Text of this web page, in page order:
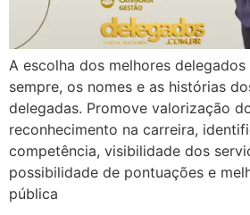
A escolha dos melhores
sempre, os nomes e as histórias
delegadas. Promove valorização
reconhecimento na carreira,
competência, visibilidade dos
possibilidade de pontuações e
pública